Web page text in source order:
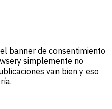
banner de consentimiento
simplemente no
van bien y eso